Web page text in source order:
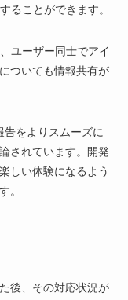
ることができます。
ユーザー同士でアイ
ついても情報共有が
をよりスムーズに
されています。開発
しい体験になるよう
。
後、その対応状況が